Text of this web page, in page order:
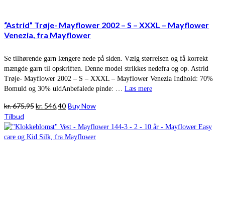
“Astrid” Trøje- Mayflower 2002 – S – XXXL – Mayflower
Venezia, fra Mayflower
Se tilhørende garn længere nede på siden. Vælg størrelsen og få korrekt
mængde garn til opskriften. Denne model strikkes nedefra og op. Astrid
Trøje- Mayflower 2002 – S – XXXL – Mayflower Venezia Indhold: 70%
Bomuld og 30% uldAnbefalede pinde: … Læs mere
kr.675,95Den
pris
var:
kr. 546,40Den
pris
er:
Buy Now
Tilbud